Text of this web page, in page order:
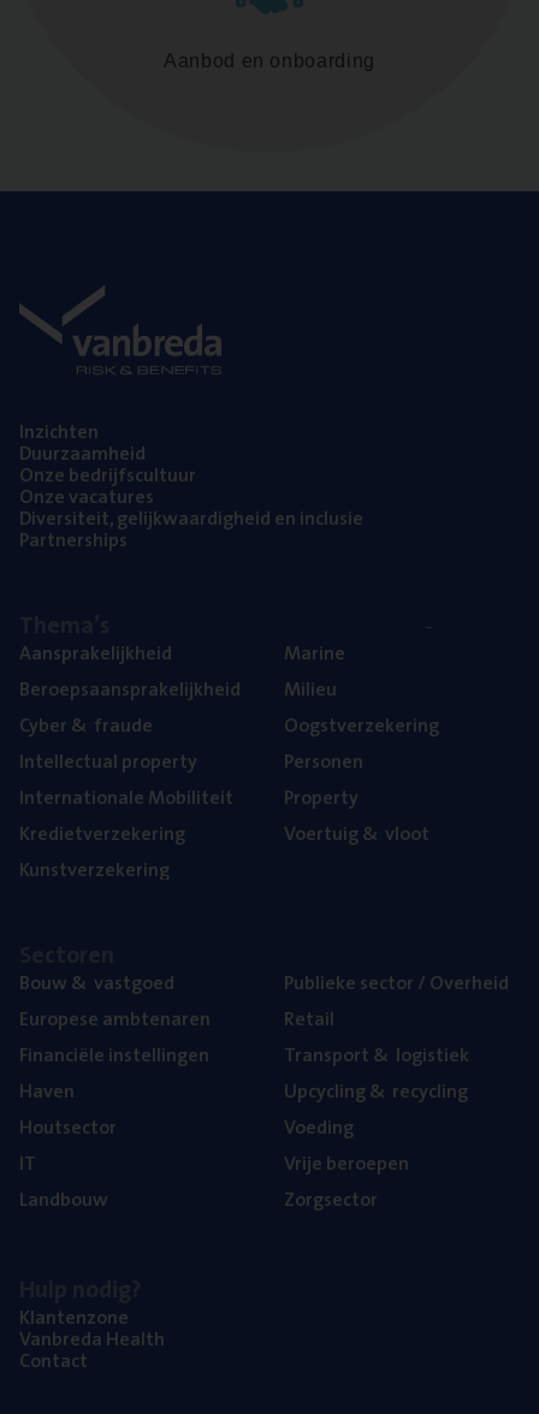
Aanbod en onboarding
Inzich­ten
Duur­zaam­heid
Onze bedrijfs­cul­tuur
Onze vaca­tu­res
Diver­si­teit, gelijk­waar­dig­heid en inclusie
Part­ner­ships
Aan­spra­ke­lijk­heid
Beroeps­aan­spra­ke­lijk­heid
Cyber& fraude
Intel­lec­tu­al property
Inter­na­ti­o­na­le Mobiliteit
Kre­diet­ver­ze­ke­ring
Kunst­ver­ze­ke­ring
Mari­ne
Mili­eu
Oogst­ver­ze­ke­ring
Per­so­nen
Pro­per­ty
Voer­tuig& vloot
Bouw& vastgoed
Euro­pe­se ambtenaren
Finan­ci­ë­le instellingen
Haven
Hout­sec­tor
IT
Land­bouw
Publie­ke sec­tor / Overheid
Retail
Trans­port& logistiek
Upcy­cling& recycling
Voe­ding
Vrije beroe­pen
Zorg­sec­tor
Klan­ten­zo­ne
Van­b­re­da Health
Con­tact